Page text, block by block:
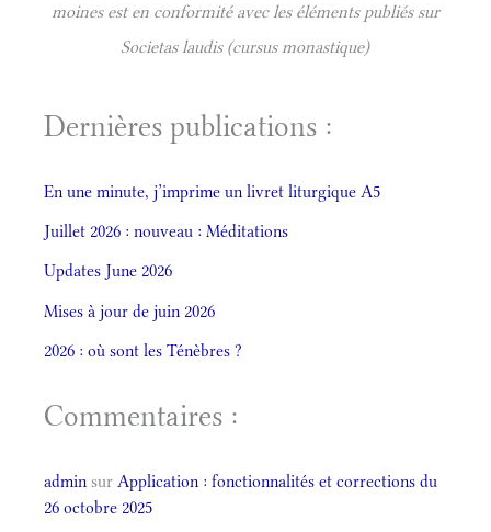
moines est en conformité avec les éléments publiés sur
Societas laudis (cursus monastique)
Dernières publications :
En une minute, j’imprime un livret liturgique A5
Juillet 2026 : nouveau : Méditations
Updates June 2026
Mises à jour de juin 2026
2026 : où sont les Ténèbres ?
Commentaires :
admin sur Application : fonctionnalités et corrections du
26 octobre 2025